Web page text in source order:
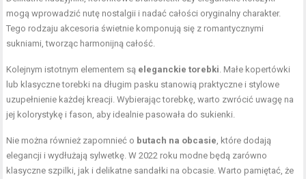
mogą wprowadzić nutę nostalgii i nadać całości oryginalny charakter.
Tego rodzaju akcesoria świetnie komponują się z romantycznymi
sukniami, tworząc harmonijną całość.
Kolejnym istotnym elementem są eleganckie torebki . Małe kopertówki
lub klasyczne torebki na długim pasku stanowią praktyczne i stylowe
uzupełnienie każdej kreacji. Wybierając torebkę, warto zwrócić uwagę na
jej kolorystykę i fason, aby idealnie pasowała do sukienki.
Nie można również zapomnieć o butach na obcasie , które dodają
elegancji i wydłużają sylwetkę. W 2022 roku modne będą zarówno
klasyczne szpilki, jak i delikatne sandałki na obcasie. Warto pamiętać, że